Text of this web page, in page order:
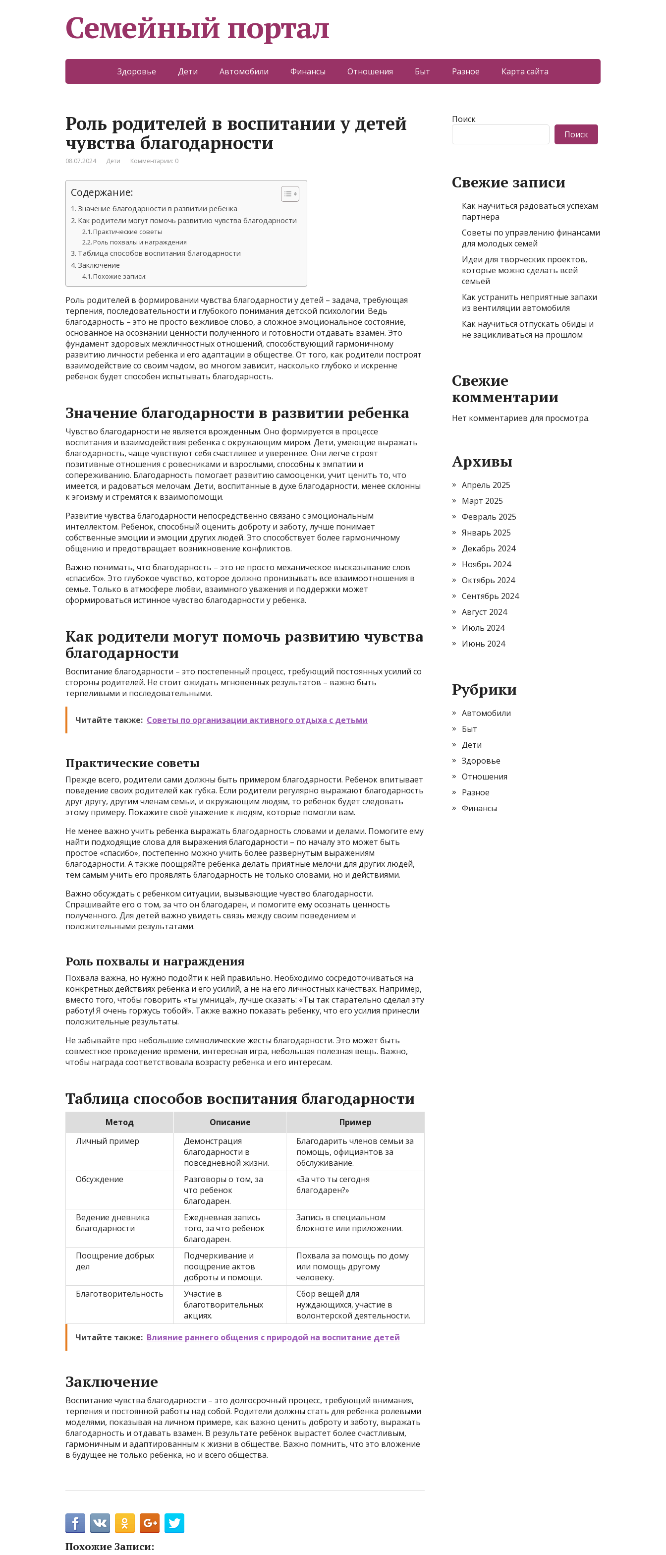
Семейный портал
Здоровье Дети Автомобили Финансы Отношения Быт Разное Карта сайта
Роль родителей в воспитании у детей
чувства благодарности
08.07.2024 Дети Комментарии: 0
Содержание:
Значение благодарности в развитии ребенка
Как родители могут помочь развитию чувства благодарности
Практические советы
Роль похвалы и награждения
Таблица способов воспитания благодарности
Заключение
Похожие записи:
Роль родителей в формировании чувства благодарности у детей – задача, требующая
терпения, последовательности и глубокого понимания детской психологии. Ведь
благодарность – это не просто вежливое слово, а сложное эмоциональное состояние,
основанное на осознании ценности полученного и готовности отдавать взамен. Это
фундамент здоровых межличностных отношений, способствующий гармоничному
развитию личности ребенка и его адаптации в обществе. От того, как родители построят
взаимодействие со своим чадом, во многом зависит, насколько глубоко и искренне
ребенок будет способен испытывать благодарность.
Значение благодарности в развитии ребенка
Чувство благодарности не является врожденным. Оно формируется в процессе
воспитания и взаимодействия ребенка с окружающим миром. Дети, умеющие выражать
благодарность, чаще чувствуют себя счастливее и увереннее. Они легче строят
позитивные отношения с ровесниками и взрослыми, способны к эмпатии и
сопереживанию. Благодарность помогает развитию самооценки, учит ценить то, что
имеется, и радоваться мелочам. Дети, воспитанные в духе благодарности, менее склонны
к эгоизму и стремятся к взаимопомощи.
Развитие чувства благодарности непосредственно связано с эмоциональным
интеллектом. Ребенок, способный оценить доброту и заботу, лучше понимает
собственные эмоции и эмоции других людей. Это способствует более гармоничному
общению и предотвращает возникновение конфликтов.
Важно понимать, что благодарность – это не просто механическое высказывание слов
«спасибо». Это глубокое чувство, которое должно пронизывать все взаимоотношения в
семье. Только в атмосфере любви, взаимного уважения и поддержки может
сформироваться истинное чувство благодарности у ребенка.
Как родители могут помочь развитию чувства
благодарности
Воспитание благодарности – это постепенный процесс, требующий постоянных усилий со
стороны родителей. Не стоит ожидать мгновенных результатов – важно быть
терпеливыми и последовательными.
Читайте также: Советы по организации активного отдыха с детьми
Практические советы
Прежде всего, родители сами должны быть примером благодарности. Ребенок впитывает
поведение своих родителей как губка. Если родители регулярно выражают благодарность
друг другу, другим членам семьи, и окружающим людям, то ребенок будет следовать
этому примеру. Покажите своё уважение к людям, которые помогли вам.
Не менее важно учить ребенка выражать благодарность словами и делами. Помогите ему
найти подходящие слова для выражения благодарности – по началу это может быть
простое «спасибо», постепенно можно учить более развернутым выражениям
благодарности. А также поощряйте ребенка делать приятные мелочи для других людей,
тем самым учить его проявлять благодарность не только словами, но и действиями.
Важно обсуждать с ребенком ситуации, вызывающие чувство благодарности.
Спрашивайте его о том, за что он благодарен, и помогите ему осознать ценность
полученного. Для детей важно увидеть связь между своим поведением и
положительными результатами.
Роль похвалы и награждения
Похвала важна, но нужно подойти к ней правильно. Необходимо сосредоточиваться на
конкретных действиях ребенка и его усилий, а не на его личностных качествах. Например,
вместо того, чтобы говорить «ты умница!», лучше сказать: «Ты так старательно сделал эту
работу! Я очень горжусь тобой!». Также важно показать ребенку, что его усилия принесли
положительные результаты.
Не забывайте про небольшие символические жесты благодарности. Это может быть
совместное проведение времени, интересная игра, небольшая полезная вещь. Важно,
чтобы награда соответствовала возрасту ребенка и его интересам.
Таблица способов воспитания благодарности
Метод Описание
Пример
Личный пример
Демонстрация
благодарности в
повседневной жизни.
Благодарить членов семьи за
помощь, официантов за
обслуживание.
Обсуждение
Разговоры о том, за
что ребенок
благодарен.
«За что ты сегодня
благодарен?»
Ведение дневника
благодарности
Ежедневная запись
того, за что ребенок
благодарен.
Запись в специальном
блокноте или приложении.
Поощрение добрых
дел
Подчеркивание и
поощрение актов
доброты и помощи.
Похвала за помощь по дому
или помощь другому
человеку.
Благотворительность
Участие в
благотворительных
акциях.
Сбор вещей для
нуждающихся, участие в
волонтерской деятельности.
Читайте также: Влияние раннего общения с природой на воспитание детей
Заключение
Воспитание чувства благодарности – это долгосрочный процесс, требующий внимания,
терпения и постоянной работы над собой. Родители должны стать для ребенка ролевыми
моделями, показывая на личном примере, как важно ценить доброту и заботу, выражать
благодарность и отдавать взамен. В результате ребёнок вырастет более счастливым,
гармоничным и адаптированным к жизни в обществе. Важно помнить, что это вложение
в будущее не только ребенка, но и всего общества.
Похожие Записи:
Поиск
Поиск
Свежие записи
Как научиться радоваться успехам
партнёра
Советы по управлению финансами
для молодых семей
Идеи для творческих проектов,
которые можно сделать всей
семьей
Как устранить неприятные запахи
из вентиляции автомобиля
Как научиться отпускать обиды и
не зацикливаться на прошлом
Свежие
комментарии
Нет комментариев для просмотра.
Архивы
Апрель 2025
Март 2025
Февраль 2025
Январь 2025
Декабрь 2024
Ноябрь 2024
Октябрь 2024
Сентябрь 2024
Август 2024
Июль 2024
Июнь 2024
Рубрики
Автомобили
Быт
Дети
Здоровье
Отношения
Разное
Финансы